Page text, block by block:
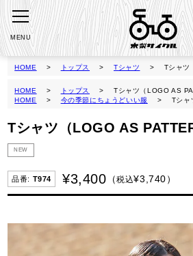
MENU
HOME トップス Tシャツ Tシャツ
HOME トップス
Tシャツ（LOGO AS
HOME
今の季節にちょうどいい服 Tシャ
Tシャツ（LOGO AS
NEW
T974 ¥3,400 ¥3,740
税込